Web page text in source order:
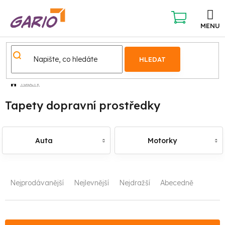
obsah
HLEDAT
NÁKUPNÍ
KOŠÍK
Tapety
Tapety dopravní prostředky
Auta Motorky
ŘNejprodávanější Nejlevnější Nejdražší Abecedně